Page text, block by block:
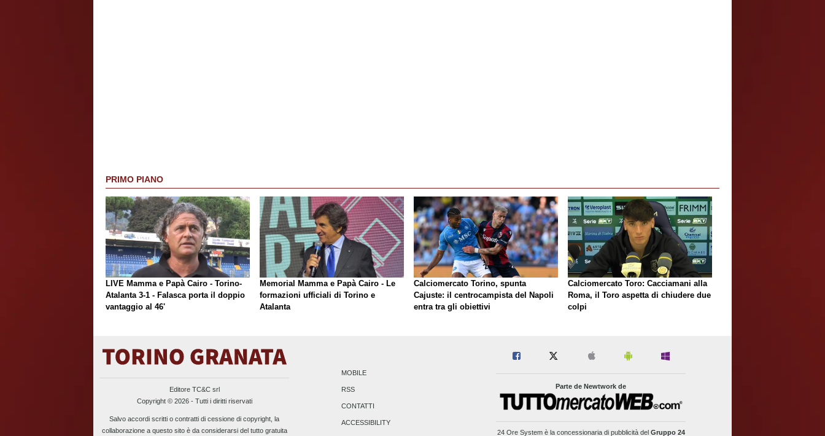
PRIMO PIANO
LIVE Mamma e Papà Cairo - Torino-
Atalanta 3-1 - Falasca porta il doppio
vantaggio al 46'
Memorial Mamma e Papà Cairo - Le
formazioni ufficiali di Torino e
Atalanta
Calciomercato Torino, spunta
Cajuste: il centrocampista del Napoli
entra tra gli obiettivi
Calciomercato Toro: Cacciamani alla
Roma, il Toro aspetta di chiudere due
colpi
Editore TC&C srl
Copyright © 2026 - Tutti i diritti riservati
Salvo accordi scritti o contratti di cessione di copyright, la
collaborazione a questo sito è da considerarsi del tutto gratuita
MOBILE
RSS
CONTATTI
ACCESSIBILITY
Parte de Newtwork de
24 Ore Systemè la concessionaria di pubblicità del Gruppo 24